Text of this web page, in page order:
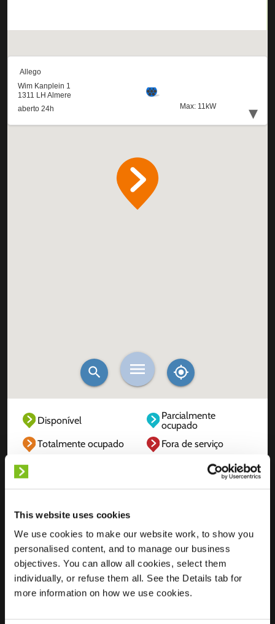
This website uses cookies
We use cookies to make our website work, to show you
personalised content, and to manage our business
objectives. You can allow all cookies, select them
individually, or refuse them all. See the Details tab for
more information on how we use cookies.
Disponível
Parcialmente
ocupado
Totalmente ocupado
Fora de serviço
Localização
Wim Kanplein 1
1311 LH Almere
Países Baixos